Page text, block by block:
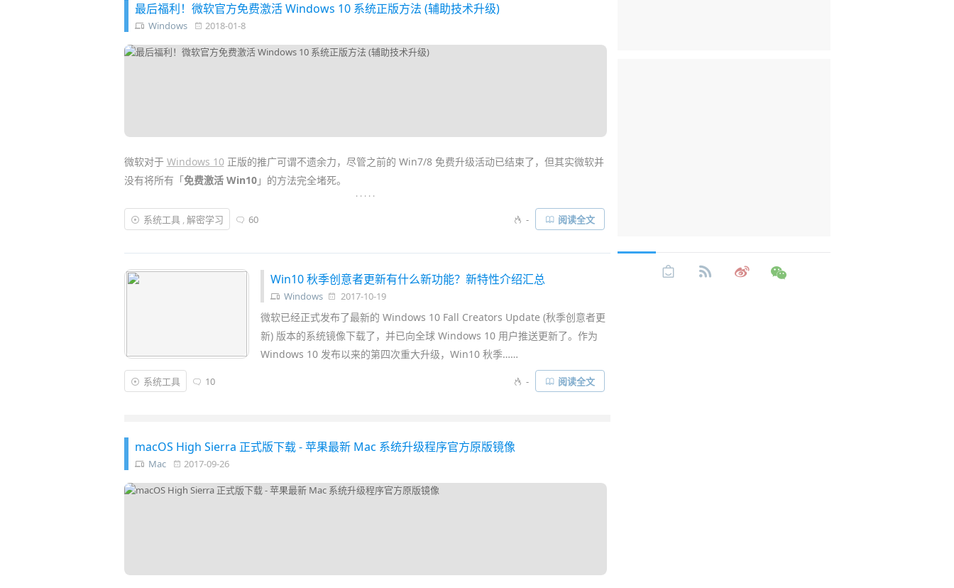
最后福利！微软官方免费激活 Windows 10 系统正版方法 (辅助技术升级)
Windows 2018-01-8
微软对于 Windows 10正版的推广可谓不遗余力，尽管之前的 Win7/8 免费升级活动已结束了，但其实微软并
没有将所有「免费激活 Win10」的方法完全堵死。
微软 曾发布过一个官方的免费升级网页，表示虽然对普通大众的免费
活动已正式结束，但对于使用过辅助
技术的用户，依然可以免费升级至
。换句话说，你依然可以借助这项“官方福利”的升级技
巧来“洗白”——免费激活一套正版 Win10 系统……
. . . . .
系统工具,解密学习 60 - 阅读全文
Win10 秋季创意者更新有什么新功能？新特性介绍汇总
Windows 2017-10-19
微软已经正式发布了最新的 Windows 10 Fall Creators Update (秋季创意者更
新) 版本的系统镜像下载了，并已向全球 Windows 10 用户推送更新了。作为
Windows 10 发布以来的第四次重大升级，Win10 秋季……
系统工具 10 - 阅读全文
macOS High Sierra 正式版下载 - 苹果最新 Mac 系统升级程序官方原版镜像
Mac 2017-09-26